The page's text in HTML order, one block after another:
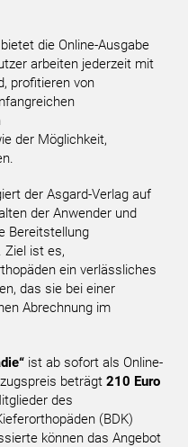
die Online-Ausgabe
arbeiten jederzeit mit
profitieren von
der Möglichkeit,
der Asgard-Verlag auf
der Anwender und
Bereitstellung
Ziel ist es,
ein verlässliches
das sie bei einer
Abrechnung im
ist ab sofort als Online-
beträgt210 Euro
des
(BDK)
können das Angebot